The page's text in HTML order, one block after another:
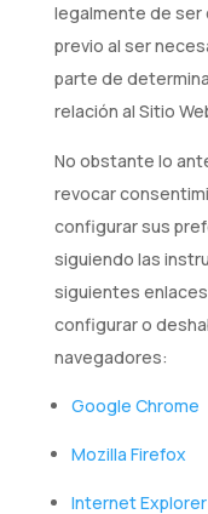
legalmente de
previo al ser
parte de
relación al Sitio
No obstante lo
revocar
configurar sus
siguiendo las
siguientes
configurar o
navegadores:
Google Chrome
Mozilla Firefox
Internet Explorer